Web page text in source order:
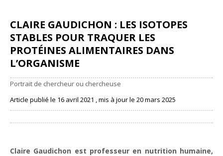
CLAIRE GAUDICHON : LES ISOTOPES
STABLES POUR TRAQUER LES
PROTÉINES ALIMENTAIRES DANS
L’ORGANISME
Portrait de chercheur ou chercheuse
Article publié le 16 avril 2021 , mis à jour le 20 mars 2025
Claire Gaudichon est professeur en nutrition humaine,